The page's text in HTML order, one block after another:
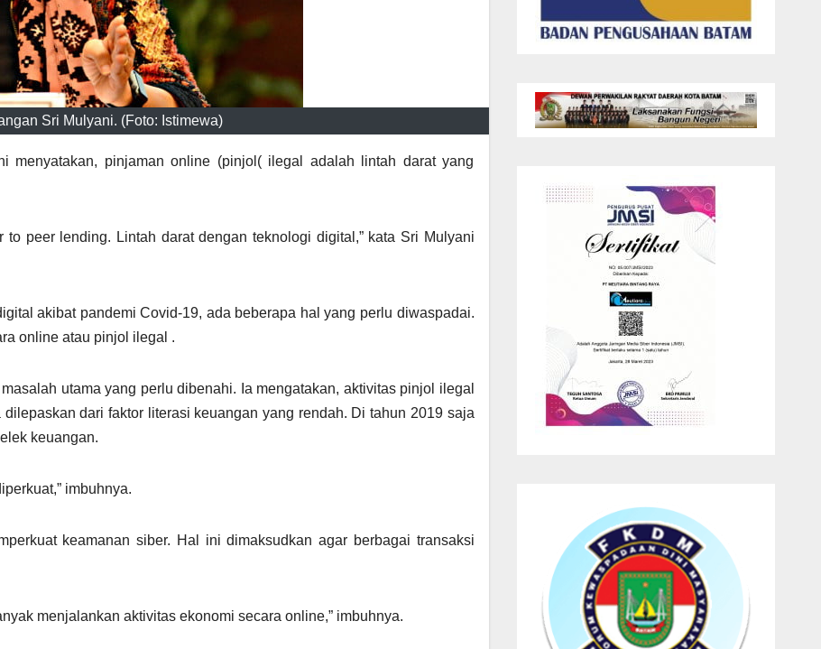
Sri Mulyani. (Foto: Istimewa)
menyatakan, pinjaman online (pinjol( ilegal adalah lintah darat yang
peer lending. Lintah darat dengan teknologi digital,” kata Sri Mulyani
akibat pandemi Covid-19, ada beberapa hal yang perlu diwaspadai.
online atau pinjol ilegal .
utama yang perlu dibenahi. Ia mengatakan, aktivitas pinjol ilegal
dari faktor literasi keuangan yang rendah. Di tahun 2019 saja
keuangan.
imbuhnya.
keamanan siber. Hal ini dimaksudkan agar berbagai transaksi
menjalankan aktivitas ekonomi secara online,” imbuhnya.